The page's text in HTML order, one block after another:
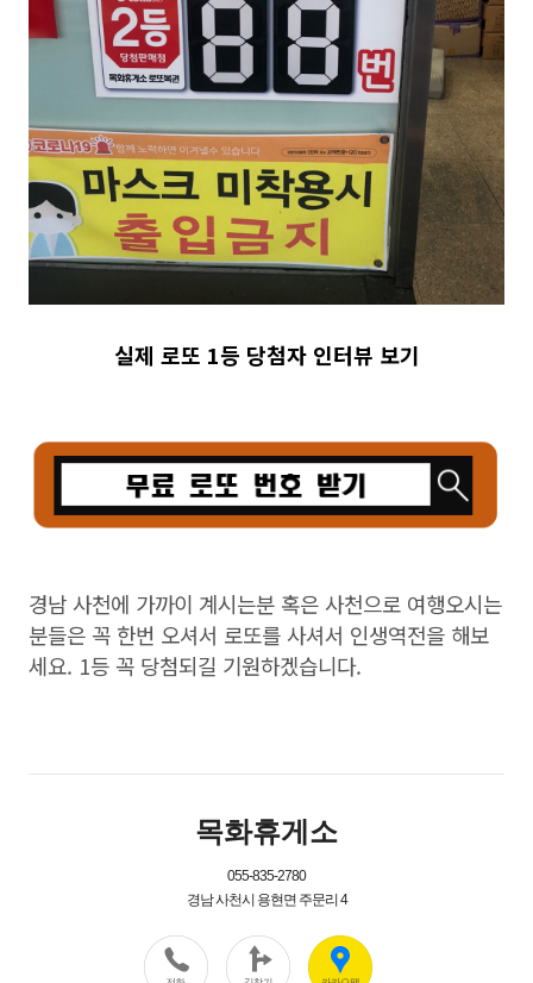
실제 로또 1등 당첨자 인터뷰 보기
경남 사천에 가까이 계시는분 혹은 사천으로 여행오시는
분들은 꼭 한번 오셔서 로또를 사셔서 인생역전을 해보
세요. 1등 꼭 당첨되길 기원하겠습니다.